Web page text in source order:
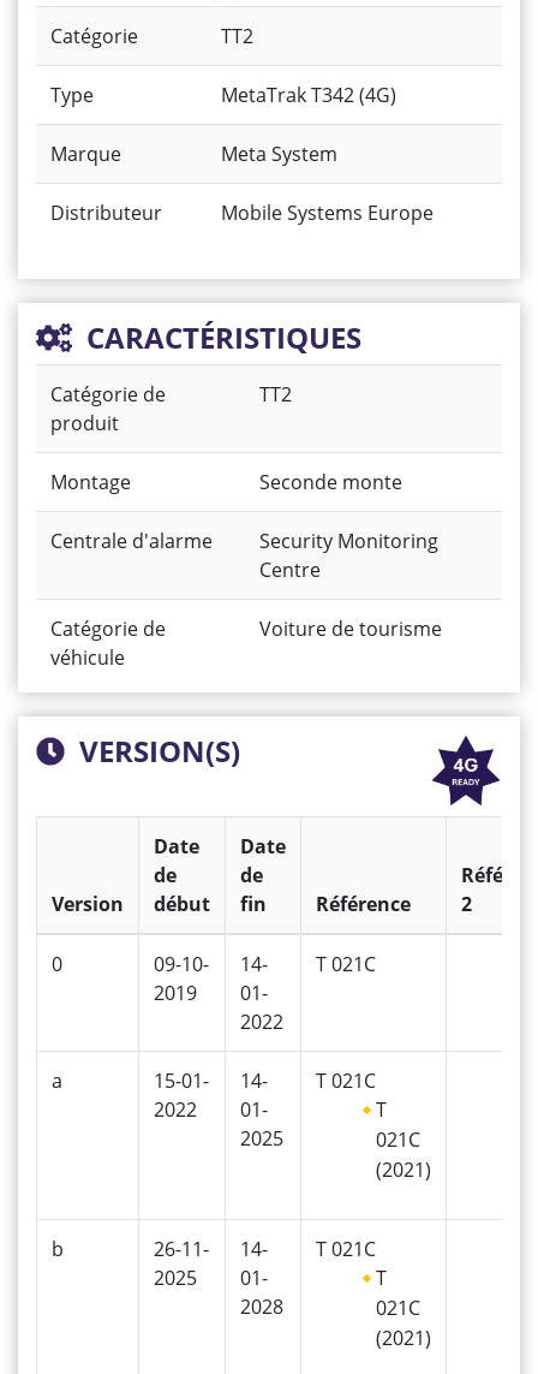
Catégorie TT2
Type MetaTrak T342 (4G)
Marque Meta System
Distributeur Mobile Systems Europe
CARACTÉRISTIQUES
Catégorie de
produit
TT2
Montage Seconde monte
Centrale d'alarme
Security Monitoring
Centre
Catégorie de
véhicule
Voiture de tourisme
VERSION(S)
Version
Date
de
début
Date
de
fin
Référence
2
0
09-10-
2019
14-
01-
2022
T 021C
a
15-01-
2022
14-
01-
2025
T 021C
T
021C
(2021)
b
26-11-
2025
14-
01-
2028
T 021C
T
021C
(2021)